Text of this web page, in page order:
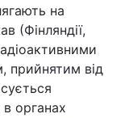
на
(Фінляндії,
прийнятим від
органах